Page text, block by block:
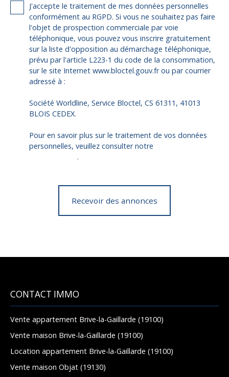
J'accepte le traitement de mes données personnelles
conformément au RGPD. Si vous ne souhaitez pas faire
l'objet de prospection commerciale par voie
téléphonique, vous pouvez vous inscrire gratuitement
sur la liste d'opposition au démarchage téléphonique,
prévu par l'article L223-1 du code de la consommation,
sur le site Internet www.bloctel.gouv.fr ou par courrier
adressé à :
Société Worldline, Service Bloctel, CS 61311, 41013
BLOIS CEDEX.
Pour en savoir plus sur le traitement de vos données
personnelles, veuillez consulter notre
.
Recevoir des annonces
CONTACT IMMO
Vente appartement Brive-la-Gaillarde (19100)
Vente maison Brive-la-Gaillarde (19100)
Location appartement Brive-la-Gaillarde (19100)
Vente maison Objat (19130)